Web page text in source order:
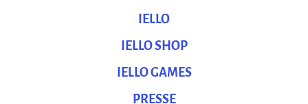
IELLO
IELLO SHOP
IELLO GAMES
PRESSE